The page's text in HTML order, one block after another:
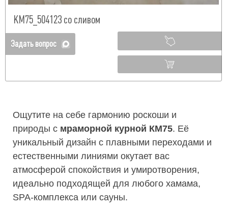
КМ75_504123 со сливом
Задать вопрос
Ощутите на себе гармонию роскоши и
природы с мраморной курной КМ75. Её
уникальный дизайн с плавными переходами и
естественными линиями окутает вас
атмосферой спокойствия и умиротворения,
идеально подходящей для любого хамама,
SPA-комплекса или сауны.